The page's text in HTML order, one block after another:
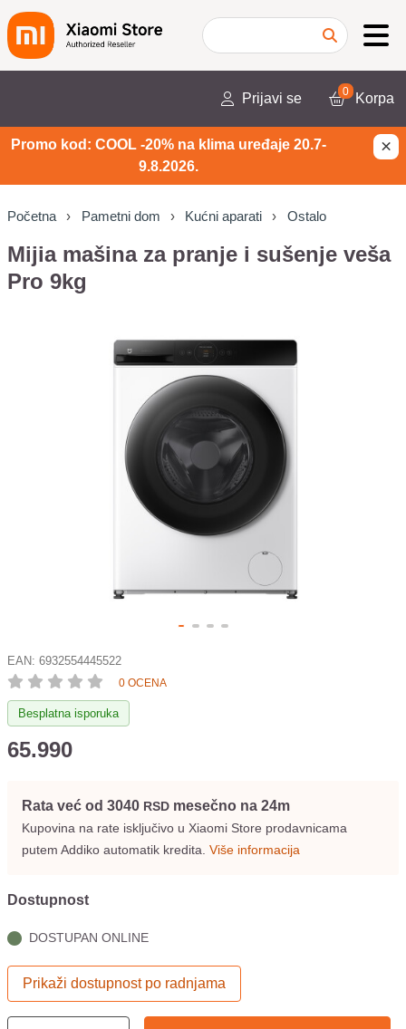
Prijavi se 0 Korpa
Promo kod: COOL -20% na klima uređaje 20.7-
9.8.2026.
×
Početna Pametni dom Kućni aparati Ostalo
Mijia mašina za pranje i sušenje veša
Pro 9kg
EAN: 6932554445522
0 OCENA
Besplatna isporuka
65.990
Rata već od 3040 RSD mesečno na 24m
Kupovina na rate isključivo u Xiaomi Store prodavnicama
putem Addiko automatik kredita. Više informacija
Dostupnost
DOSTUPAN ONLINE
Prikaži dostupnost po radnjama